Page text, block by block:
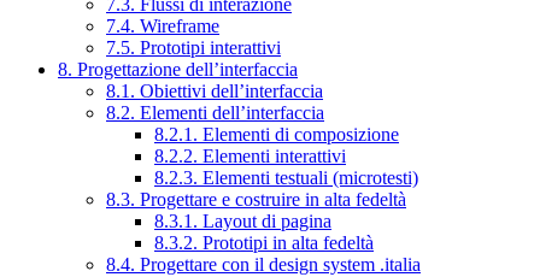
7.4. Wireframe
7.5. Prototipi interattivi
8. Progettazione dell’interfaccia
8.1. Obiettivi dell’interfaccia
8.2. Elementi dell’interfaccia
8.2.1. Elementi di composizione
8.2.2. Elementi interattivi
8.2.3. Elementi testuali (microtesti)
8.3. Progettare e costruire in alta fedeltà
8.3.1. Layout di pagina
8.3.2. Prototipi in alta fedeltà
8.4. Progettare con il design system .italia